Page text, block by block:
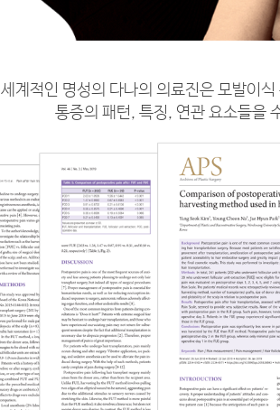
세계적인 명성의 다나의 의료진은 모발이
통증의 패턴, 특징, 연관 요소들을